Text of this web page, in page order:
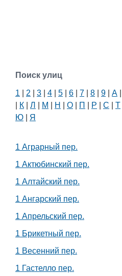
Поиск улиц
1 2 3 4 5 6 7 8 9 А
К Л М Н О П Р С Т
Ю
Я
1 Аграрный пер.
1 Актюбинский пер.
1 Алтайский пер.
1 Ангарский пер.
1 Апрельский пер.
1 Брикетный пер.
1 Весенний пер.
1 Гастелло пер.